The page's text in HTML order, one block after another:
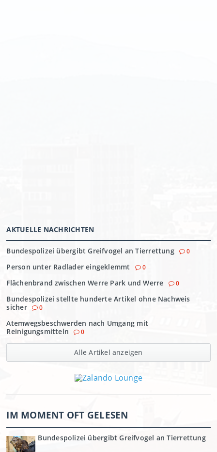
AKTUELLE NACHRICHTEN
Bundespolizei übergibt Greifvogel an Tierrettung 0
Person unter Radlader eingeklemmt 0
Flächenbrand zwischen Werre Park und Werre 0
Bundespolizei stellte hunderte Artikel ohne Nachweis
sicher
0
Atemwegsbeschwerden nach Umgang mit
Reinigungsmitteln
0
Alle Artikel anzeigen
IM MOMENT OFT GELESEN
Bundespolizei übergibt Greifvogel an Tierrettung